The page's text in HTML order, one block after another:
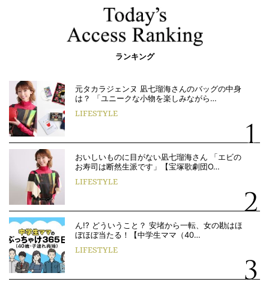
ランキング
元タカラジェンヌ 凪七瑠海さんのバッグの中身
は？ 「ユニークな小物を楽しみながら…
LIFESTYLE
おいしいものに目がない凪七瑠海さん 「エビの
お寿司は断然生派です」【宝塚歌劇団O…
LIFESTYLE
ん!? どういうこと？ 安堵から一転、女の勘はほ
ぼほぼ当たる！【中学生ママ（40…
LIFESTYLE